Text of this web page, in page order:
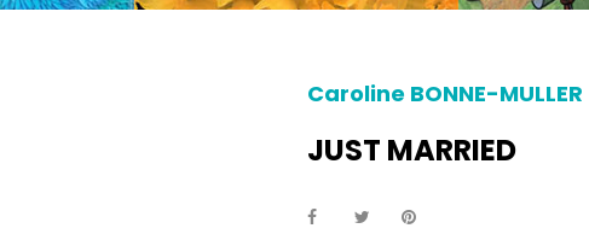
Caroline BONNE-MULLER
JUST MARRIED